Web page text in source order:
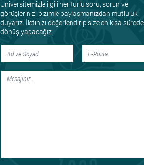
Üniversitemizle ilgili her türlü soru, sorun ve
görüşlerinizi bizimle paylaşmanızdan mutluluk
duyarız. İletinizi değerlendirip size en kısa sürede
dönüş yapacağız.